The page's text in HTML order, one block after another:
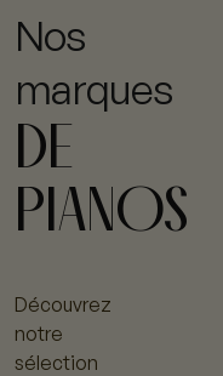
Nos
marques
DE
PIANOS
Découvrez
notre
sélection